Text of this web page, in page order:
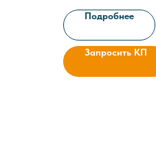
Рабочее давление:
Технические условия:
05608841-2020
Подробнее
Запросить КП